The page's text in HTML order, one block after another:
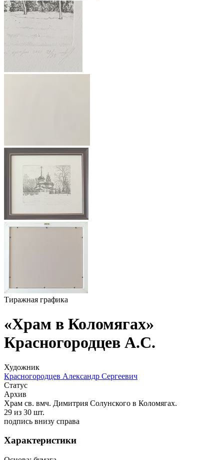
Тиражная графика
«Храм в Коломягах»
Красногородцев А.С.
Художник
Красногородцев Александр Сергеевич
Статус
Архив
Храм св. вмч. Димитрия Солунского в Коломягах.
29 из 30 шт.
подпись внизу справа
Характеристики